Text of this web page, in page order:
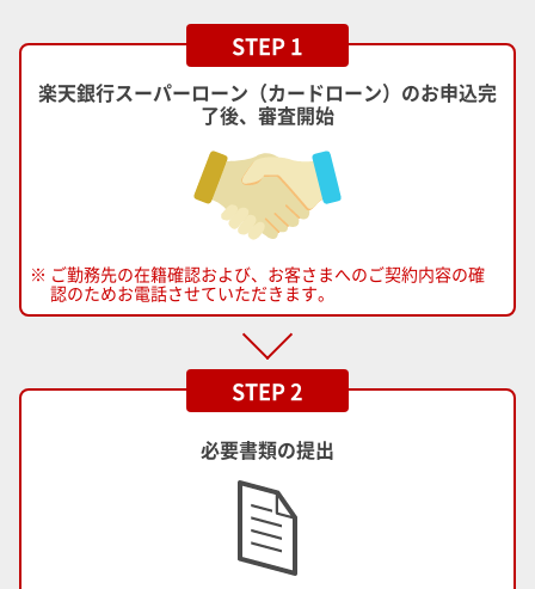
STEP 1
楽天銀行スーパーローン（カードローン）のお申込完
了後、審査開始
※ ご勤務先の在籍確認および、お客さまへのご契約内容の確
認のためお電話させていただきます。
STEP 2
必要書類の提出